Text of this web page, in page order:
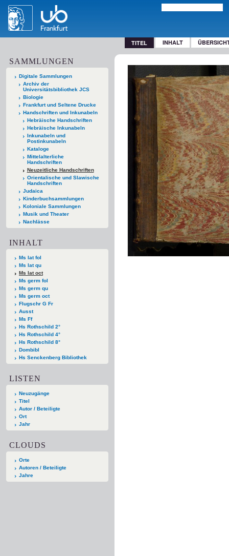
TITEL INHALT
SAMMLUNGEN
Digitale Sammlungen
Archiv der
Universitätsbibliothek JCS
Biologie
Frankfurt und Seltene Drucke
Handschriften und Inkunabeln
Hebräische Handschriften
Hebräische Inkunabeln
Inkunabeln und
Postinkunabeln
Kataloge
Mittelalterliche
Handschriften
Neuzeitliche Handschriften
Orientalische und Slawische
Handschriften
Judaica
Kinderbuchsammlungen
Koloniale Sammlungen
Musik und Theater
Nachlässe
INHALT
Ms lat fol
Ms lat qu
Ms lat oct
Ms germ fol
Ms germ qu
Ms germ oct
Flugschr G Fr
Ausst
Ms Ff
Hs Rothschild 2°
Hs Rothschild 4°
Hs Rothschild 8°
Dombibl
Hs Senckenberg Bibliothek
LISTEN
Neuzugänge
Titel
Autor / Beteiligte
Ort
Jahr
CLOUDS
Orte
Autoren / Beteiligte
Jahre